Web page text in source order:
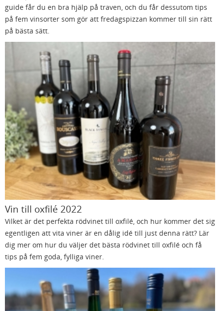
guide får du en bra hjälp på traven, och du får dessutom tips
på fem vinsorter som gör att fredagspizzan kommer till sin rätt
på bästa sätt.
Vin till oxfilé 2022
Vilket är det perfekta rödvinet till oxfilé, och hur kommer det sig
egentligen att vita viner är en dålig idé till just denna rätt? Lär
dig mer om hur du väljer det bästa rödvinet till oxfilé och få
tips på fem goda, fylliga viner.